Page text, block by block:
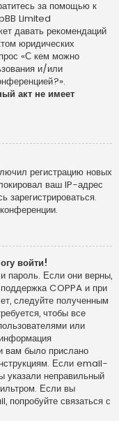
за помощью к
Limited
давать рекомендаций
юридических
«С кем можно
и/или
акт не имеет
регистрацию новых
ваш IP-адрес
зарегистрироваться.
войти!
пароль. Если они верны,
COPPA и при
следуйте полученным
чтобы все
или
вам было прислано
Если email-
указали неправильный
Если вы
попробуйте связаться с